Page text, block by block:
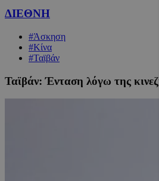
ΔΙΕΘΝΗ
#Άσκηση
#Κίνα
#Ταϊβάν
Ταϊβάν: Ένταση λόγω της